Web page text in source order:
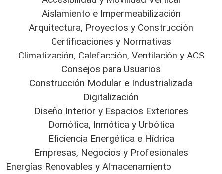
Aislamiento e Impermeabilización
Arquitectura, Proyectos y Construcción
Certificaciones y Normativas
Climatización, Calefacción, Ventilación y ACS
Consejos para Usuarios
Construcción Modular e Industrializada
Digitalización
Diseño Interior y Espacios Exteriores
Domótica, Inmótica y Urbótica
Eficiencia Energética e Hídrica
Empresas, Negocios y Profesionales
Energías Renovables y Almacenamiento